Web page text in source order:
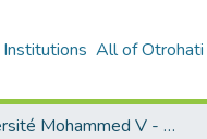
Institutions All of Otrohati
Université Mohammed V - Rabat